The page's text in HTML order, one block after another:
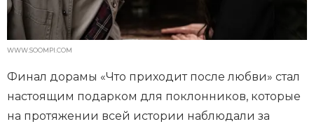
WWW.SOOMPI.COM
Финал дорамы «Что приходит после любви» стал
настоящим подарком для поклонников, которые
на протяжении всей истории наблюдали за